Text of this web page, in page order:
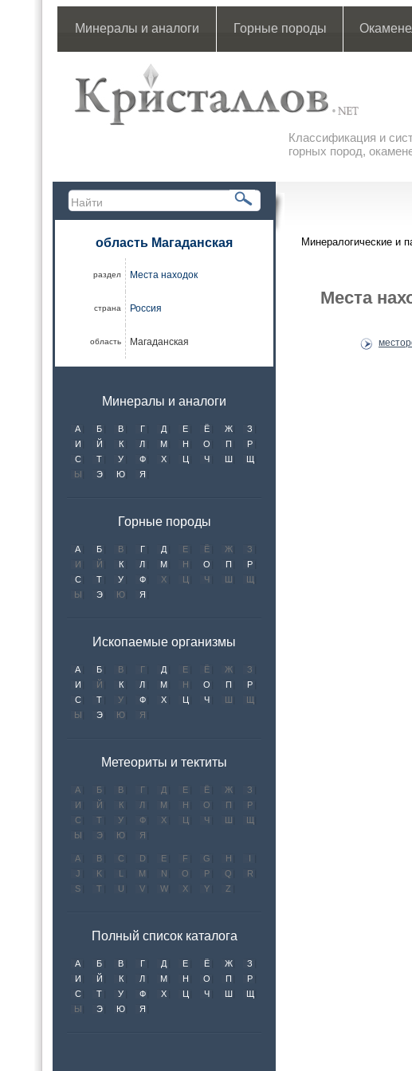
Минералы и аналоги Горные породы
Классификация и
горных пород,
область Магаданская
раздел Места находок
страна Россия
область Магаданская
Минералы и аналоги
А Б В Г Д Е Ё Ж
З
И
Й К Л М Н О П
Р
С
Т У Ф Х Ц Ч Ш
Щ
Ы
Э Ю Я
Горные породы
А Б В Г Д Е Ё Ж
З
И
Й К Л М Н О П
Р
С
Т У Ф Х Ц Ч Ш
Щ
Ы
Э Ю Я
Ископаемые организмы
А Б В Г Д Е Ё Ж
З
И
Й К Л М Н О П
Р
С
Т У Ф Х Ц Ч Ш
Щ
Ы
Э Ю Я
Метеориты и тектиты
А Б В Г Д Е Ё Ж
З
И
Й К Л М Н О П
Р
С
Т У Ф Х Ц Ч Ш
Щ
Ы
Э Ю Я
A B C D E F G H
I
J
K L M N O P Q
R
S
T U V W X Y Z
Полный список каталога
А Б В Г Д Е Ё Ж
З
И
Й К Л М Н О П
Р
С
Т У Ф Х Ц Ч Ш
Щ
Ы
Э Ю Я
Минералогические и
Места